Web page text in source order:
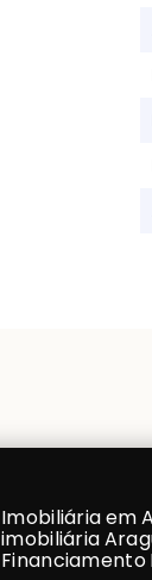
Imobiliária em
imobiliária
Financiamento